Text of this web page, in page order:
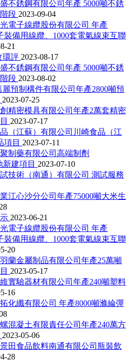
不銹鋼有限公司年產 5000噸不銹
段 2023-09-04
電子線纜股份有限公司 年產
裝備用線纜、1000套電氣線束互聯
21
環評 2023-08-17
不銹鋼有限公司年產 5000噸不銹
段 2023-08-02
預制構件有限公司年產2800噸預
2023-07-25
精密模具有限公司年產2萬套精密
2023-07-17
（江蘇）有限公司川崎食品（江
項目 2023-07-11
制藥有限公司高端制劑
建項目 2023-07-10
技術（南通）有限公司 測試服務
江心沙分公司年產75000噸大米生
2023-06-21
電子線纜股份有限公司 年產
裝備用線纜、1000套電氣線束互聯
20
蘭金屬制品有限公司年產25萬噸
2023-05-17
實驗器材有限公司年產240噸塑料
16
化纖有限公司 年產8000噸滌綸彈
混凝土有限責任公司年產240萬方
2023-05-06
田食品飲料南通有限公司瓶裝飲
28